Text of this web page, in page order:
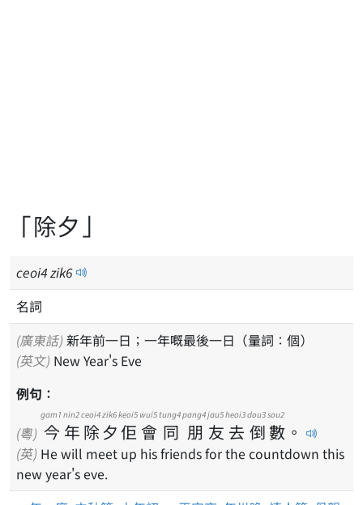
「除夕」
ceoi4zik6
名詞
(廣東話) 新年前一日；一年嘅最後一日（量詞：個）
(英文) New Year's Eve
例句：
(粵) 今
gam1
年
nin2
除
ceoi4
夕
zik6
佢
keoi5
會
wui5
同
tung4
朋
pang4
友
jau5
去
heoi3
倒
dou3
數
sou2
。
(英) He will meet up his friends for the countdown this
new year's eve.